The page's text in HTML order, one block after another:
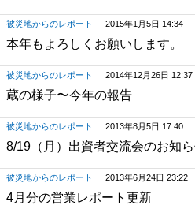
被災地からのレポート 2015年1月5日 14:34
本年もよろしくお願いします。
被災地からのレポート 2014年12月26日 12:37
蔵の様子〜今年の報告
被災地からのレポート 2013年8月5日 17:40
8/19（月）出資者交流会のお知
被災地からのレポート 2013年6月24日 23:22
4月分の営業レポート更新